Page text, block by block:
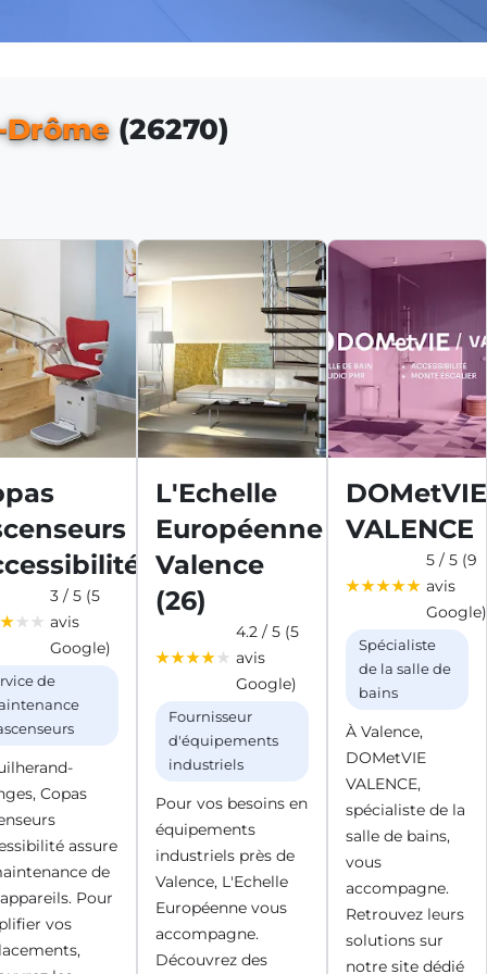
(26270)
3 / 5 (5
avis
Google)
de
Copas
assure
de
Pour
vos
L'Echelle
Européenne
Valence
(26)
4.2 / 5 (5
avis
Google)
Fournisseur
d'équipements
industriels
Pour vos besoins en
équipements
industriels près de
Valence, L'Echelle
Européenne vous
accompagne.
Découvrez des
DOMetVIE
VALENCE
5 / 5 (9
avis
Google)
Spécialiste
de la salle de
bains
À Valence,
DOMetVIE
VALENCE,
spécialiste de la
salle de bains,
vous
accompagne.
Retrouvez leurs
solutions sur
notre site dédié